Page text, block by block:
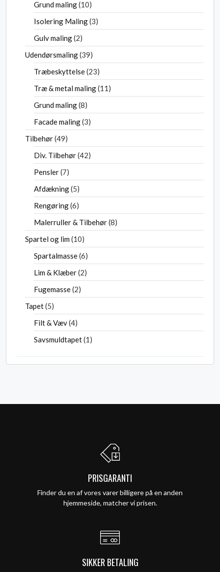
Grund maling 10
Isolering Maling 3
Gulv maling 2
Udendørsmaling 39
Træbeskyttelse 23
Træ & metal maling 11
Grund maling 8
Facade maling 3
Tilbehør 49
Div. Tilbehør 42
Pensler 7
Afdækning 5
Rengøring 6
Malerruller & Tilbehør 8
Spartel og lim 10
Spartalmasse 6
Lim & Klæber 2
Fugemasse 2
Tapet 5
Filt & Væv 4
Savsmuldtapet 1
PRISGARANTI
Finder du en af vores varer billigere på en anden
hjemmeside, matcher vi prisen.
SIKKER BETALING